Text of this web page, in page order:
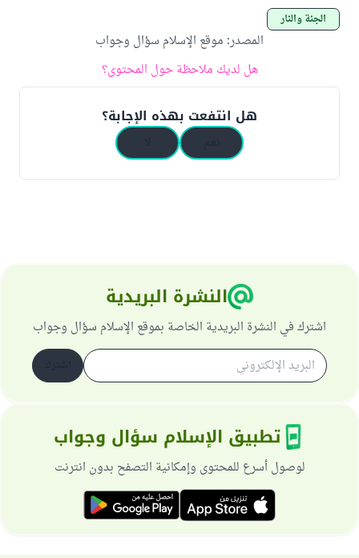
الجنة والنار
المصدر: موقع الإسلام سؤال وجواب
هل لديك ملاحظة حول المحتوى؟
هل انتفعت بهذه الإجابة؟
النشرة البريدية
اشترك في النشرة البريدية الخاصة بموقع الإسلام سؤال وجواب
تطبيق الإسلام سؤال وجواب
لوصول أسرع للمحتوى وإمكانية التصفح بدون انترنت